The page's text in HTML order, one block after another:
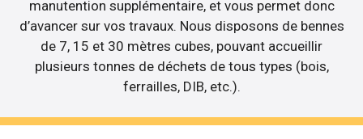
manutention supplémentaire, et vous permet donc
d’avancer sur vos travaux. Nous disposons de bennes
de 7, 15 et 30 mètres cubes, pouvant accueillir
plusieurs tonnes de déchets de tous types (bois,
ferrailles, DIB, etc.).